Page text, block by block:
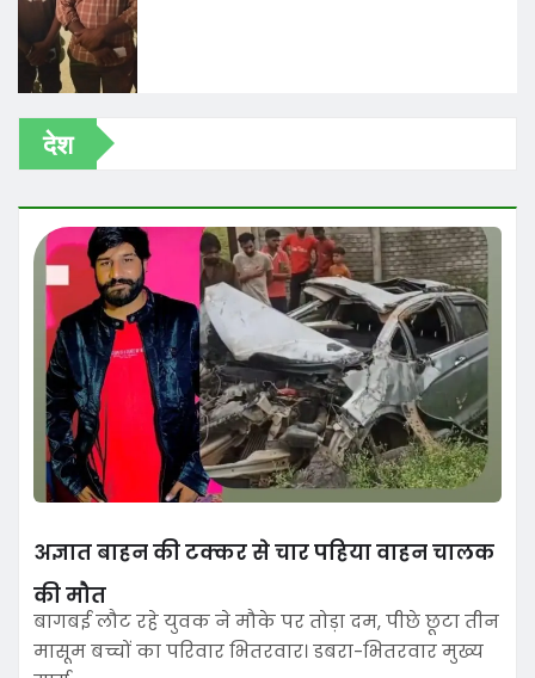
देश
अज्ञात बाहन की टक्कर से चार पहिया वाहन चालक
की मौत
बागबई लौट रहे युवक ने मौके पर तोड़ा दम, पीछे छूटा तीन
मासूम बच्चों का परिवार भितरवार। डबरा-भितरवार मुख्य